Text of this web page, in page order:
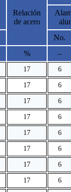
Relación
de acero
No.
% –
17 6
17 6
17 6
17 6
17 6
17 6
17 6
17 6